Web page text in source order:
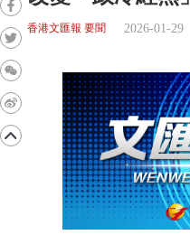
香港文匯報 要聞 2026-01-29